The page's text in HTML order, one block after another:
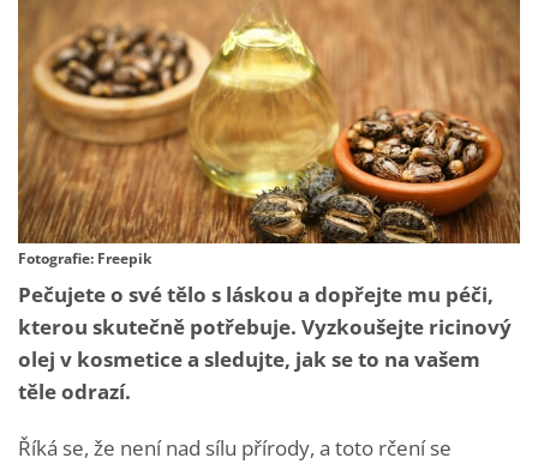
Fotografie: Freepik
Pečujete o své tělo s láskou a dopřejte mu péči,
kterou skutečně potřebuje. Vyzkoušejte ricinový
olej v kosmetice a sledujte, jak se to na vašem
těle odrazí.
Říká se, že není nad sílu přírody, a toto rčení se